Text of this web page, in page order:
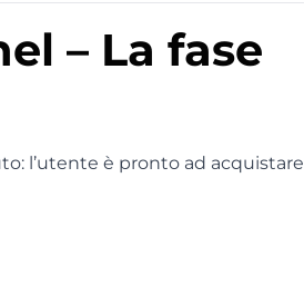
– La fase
l’utente è pronto ad acquistare